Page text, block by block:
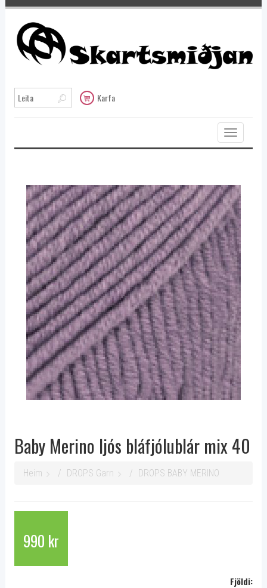
Karfa
Toggle
navigation
Baby Merino ljós bláfjólublár mix 40
Heim DROPS Garn DROPS BABY MERINO
990 kr
Fjöldi: